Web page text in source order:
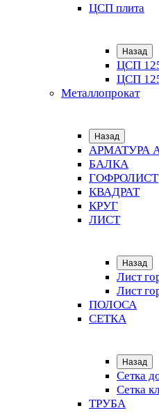
ЦСП плита
Назад
ЦСП
ЦСП
Металлопрокат
Назад
АРМАТУРА
БАЛКА
ГОФРОЛИСТ
КВАДРАТ
КРУГ
ЛИСТ
Назад
Лист
Лист
ПОЛОСА
СЕТКА
Назад
Сетка
Сетка
ТРУБА